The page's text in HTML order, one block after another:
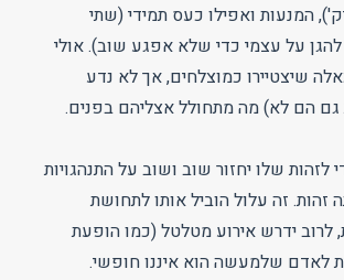
המנעות ואפילו כעס תמידי (שתי
להגן על עצמי כדי שלא אפגע שוב). אולי
שיצטיירו כמוצלחים, אך לא נדע
גם הם לא) מה מתחולל אצליהם בפנים.
שלו יחזור שוב ושוב על התנהגויות
זהות. זה עלול הוביל אותו לתחושת
לרוב ידרש אירוע מטלטל (כמו הופעת
לאדם שלמעשה הוא איננו חופשי.